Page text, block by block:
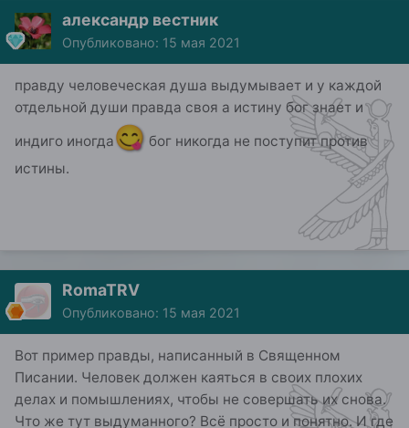
александр вестник
Опубликовано: 15 мая 2021
правду человеческая душа выдумывает и у каждой
отдельной души правда своя а истину бог знает и
индиго иногда😋 бог никогда не поступит против
истины.
RomaTRV
Опубликовано: 15 мая 2021
Вот пример правды, написанный в Священном
Писании. Человек должен каяться в своих плохих
делах и помышлениях, чтобы не совершать их снова.
Что же тут выдуманного? Всё просто и понятно. И где